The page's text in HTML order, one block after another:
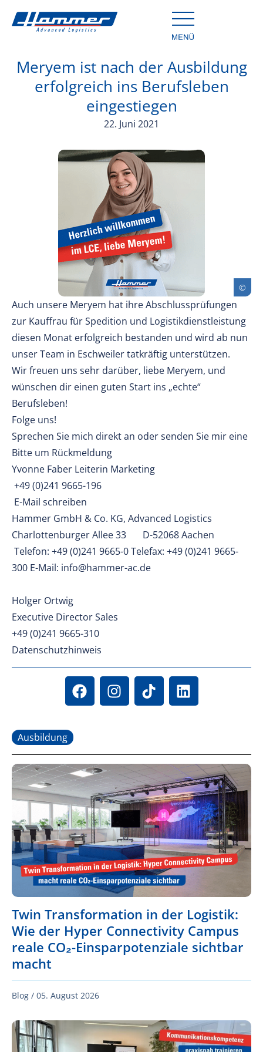
Meryem ist nach der Ausbildung
erfolgreich ins Berufsleben
eingestiegen
22. Juni 2021
Auch unsere Meryem hat ihre Abschlussprüfungen
zur Kauffrau für Spedition und Logistikdienstleistung
diesen Monat erfolgreich bestanden und wird ab nun
unser Team in Eschweiler tatkräftig unterstützen.
Wir freuen uns sehr darüber, liebe Meryem, und
wünschen dir einen guten Start ins „echte“
Berufsleben!
Folge uns!
Sprechen Sie mich direkt an oder senden Sie mir eine
Bitte um Rückmeldung
Yvonne Faber Leiterin Marketing
+49 (0)241 9665-196
E-Mail schreiben
Hammer GmbH & Co. KG, Advanced Logistics
Charlottenburger Allee 33 D-52068 Aachen
Telefon: +49 (0)241 9665-0 Telefax: +49 (0)241 9665-
300 E-Mail: info@hammer-ac.de
Holger Ortwig
Executive Director Sales
+49 (0)241 9665-310
Datenschutzhinweis
Ausbildung
Twin Transformation in der Logistik:
Wie der Hyper Connectivity Campus
reale CO₂-Einsparpotenziale sichtbar
macht
Blog / 05. August 2026